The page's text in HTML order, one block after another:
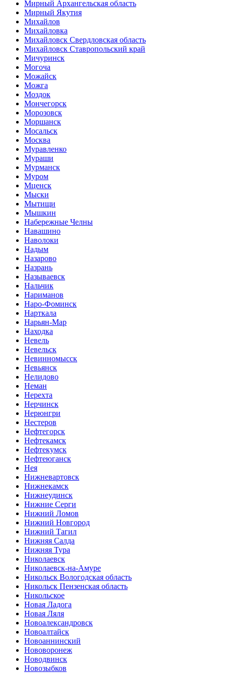
Мирный Архангельская область
Мирный Якутия
Михайлов
Михайловка
Михайловск Свердловская область
Михайловск Ставропольский край
Мичуринск
Могоча
Можайск
Можга
Моздок
Мончегорск
Морозовск
Моршанск
Мосальск
Москва
Муравленко
Мураши
Мурманск
Муром
Мценск
Мыски
Мытищи
Мышкин
Набережные Челны
Навашино
Наволоки
Надым
Назарово
Назрань
Называевск
Нальчик
Нариманов
Наро-Фоминск
Нарткала
Нарьян-Мар
Находка
Невель
Невельск
Невинномысск
Невьянск
Нелидово
Неман
Нерехта
Нерчинск
Нерюнгри
Нестеров
Нефтегорск
Нефтекамск
Нефтекумск
Нефтеюганск
Нея
Нижневартовск
Нижнекамск
Нижнеудинск
Нижние Серги
Нижний Ломов
Нижний Новгород
Нижний Тагил
Нижняя Салда
Нижняя Тура
Николаевск
Николаевск-на-Амуре
Никольск Вологодская область
Никольск Пензенская область
Никольское
Новая Ладога
Новая Ляля
Новоалександровск
Новоалтайск
Новоаннинский
Нововоронеж
Новодвинск
Новозыбков